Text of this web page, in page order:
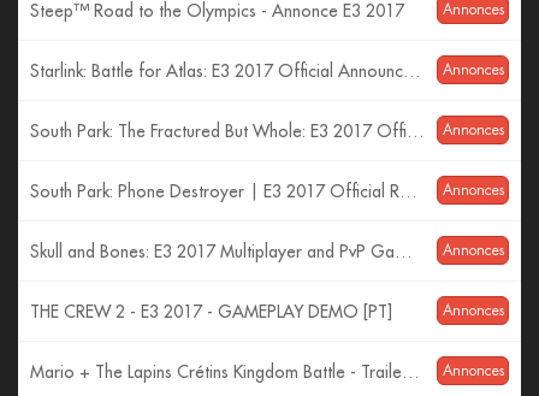
Annonces
Steep™ Road to the Olympics - Annonce E3 2017
Annonces
Annonces
Annonces
Annonces
Annonces
THE CREW 2 - E3 2017 - GAMEPLAY DEMO [PT]
Annonces